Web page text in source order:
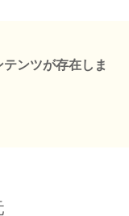
ンツが存在しま